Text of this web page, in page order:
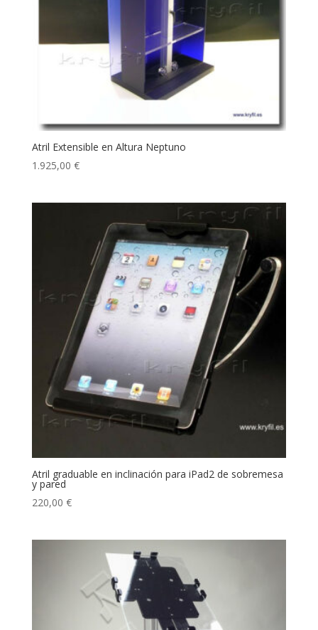
Atril Extensible en Altura Neptuno
1.925,00 €
Atril graduable en inclinación para iPad2 de sobremesa
y pared
220,00 €